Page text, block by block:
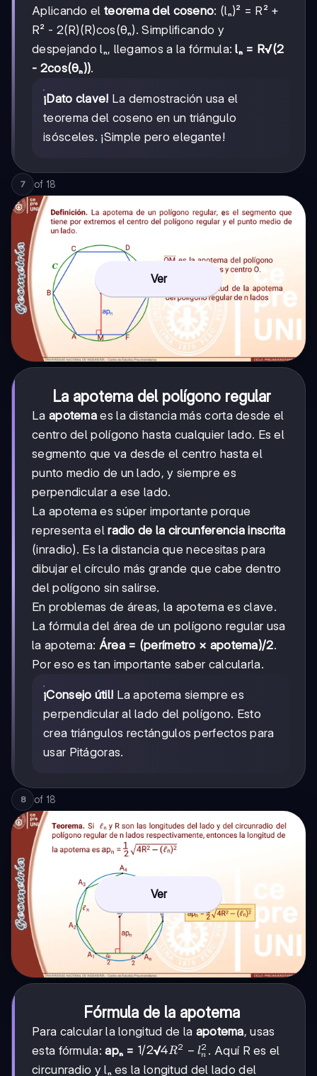
Aplicando el teorema del coseno: (lₙ)² = R² +
R² - 2(R)(R)cos(θₙ). Simplificando y
despejando lₙ, llegamos a la fórmula:lₙ = R√(2
- 2cos(θₙ)).
¡Dato clave! La demostración usa el
teorema del coseno en un triángulo
isósceles. ¡Simple pero elegante!
7 of 18
Ver
La apotema del polígono regular
La apotema es la distancia más corta desde el
centro del polígono hasta cualquier lado. Es el
segmento que va desde el centro hasta el
punto medio de un lado, y siempre es
perpendicular a ese lado.
La apotema es súper importante porque
representa elradio de la circunferencia inscrita
(inradio). Es la distancia que necesitas para
dibujar el círculo más grande que cabe dentro
del polígono sin salirse.
En problemas de áreas, la apotema es clave.
La fórmula del área de un polígono regular usa
la apotema: Área = (perímetro × apotema)/2.
Por eso es tan importante saber calcularla.
¡Consejo útil! La apotema siempre es
perpendicular al lado del polígono. Esto
crea triángulos rectángulos perfectos para
usar Pitágoras.
8 of 18
Ver
Fórmula de la apotema
Para calcular la longitud de la apotema, usas
esta fórmula:apₙ = 1/2
1/2√4R²
4R2 − ln
2 . Aquí R es el
circunradio y lₙ es la longitud del lado del